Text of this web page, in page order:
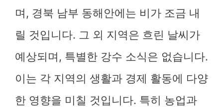
며, 경북 남부 동해안에는 비가 조금 내
릴 것입니다. 그 외 지역은 흐린 날씨가
예상되며, 특별한 강수 소식은 없습니다.
이는 각 지역의 생활과 경제 활동에 다양
한 영향을 미칠 것입니다. 특히 농업과